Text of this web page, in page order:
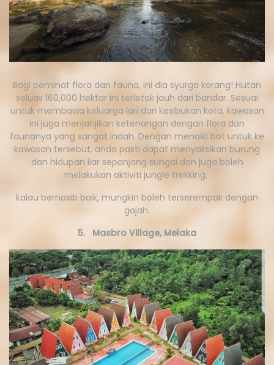
Bagi peminat flora dan fauna, ini dia syurga korang! Hutan
seluas 160,000 hektar ini terletak jauh dari bandar. Sesuai
untuk membawa keluarga lari dari kesibukan kota, kawasan
ini juga menjanjikan ketenangan dengan flora dan
faunanya yang sangat indah. Dengan menaiki bot untuk ke
kawasan tersebut, anda pasti dapat menyaksikan burung
dan hidupan liar sepanjang sungai dan juga boleh
melakukan aktiviti jungle trekking.
kalau bernasib baik, mungkin boleh terserempak dengan
gajah.
5. Masbro Village, Melaka